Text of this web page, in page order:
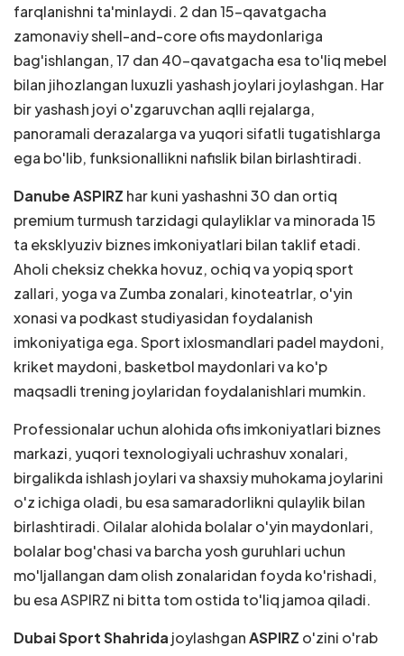
farqlanishni ta'minlaydi. 2 dan 15-qavatgacha
zamonaviy shell-and-core ofis maydonlariga
bag'ishlangan, 17 dan 40-qavatgacha esa to'liq mebel
bilan jihozlangan luxuzli yashash joylari joylashgan. Har
bir yashash joyi o'zgaruvchan aqlli rejalarga,
panoramali derazalarga va yuqori sifatli tugatishlarga
ega bo'lib, funksionallikni nafislik bilan birlashtiradi.
Danube ASPIRZ har kuni yashashni 30 dan ortiq
premium turmush tarzidagi qulayliklar va minorada 15
ta eksklyuziv biznes imkoniyatlari bilan taklif etadi.
Aholi cheksiz chekka hovuz, ochiq va yopiq sport
zallari, yoga va Zumba zonalari, kinoteatrlar, o'yin
xonasi va podkast studiyasidan foydalanish
imkoniyatiga ega. Sport ixlosmandlari padel maydoni,
kriket maydoni, basketbol maydonlari va ko'p
maqsadli trening joylaridan foydalanishlari mumkin.
Professionalar uchun alohida ofis imkoniyatlari biznes
markazi, yuqori texnologiyali uchrashuv xonalari,
birgalikda ishlash joylari va shaxsiy muhokama joylarini
o'z ichiga oladi, bu esa samaradorlikni qulaylik bilan
birlashtiradi. Oilalar alohida bolalar o'yin maydonlari,
bolalar bog'chasi va barcha yosh guruhlari uchun
mo'ljallangan dam olish zonalaridan foyda ko'rishadi,
bu esa ASPIRZ ni bitta tom ostida to'liq jamoa qiladi.
Dubai Sport Shahrida joylashganASPIRZ o'zini o'rab